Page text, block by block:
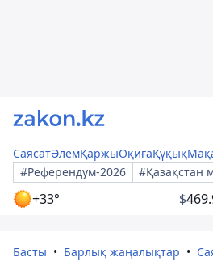
СаясатӘлемҚаржыОқиғаҚұқық
#Референдум-2026
#Қазақстан
+33° $
Басты Барлық жаңалықтар